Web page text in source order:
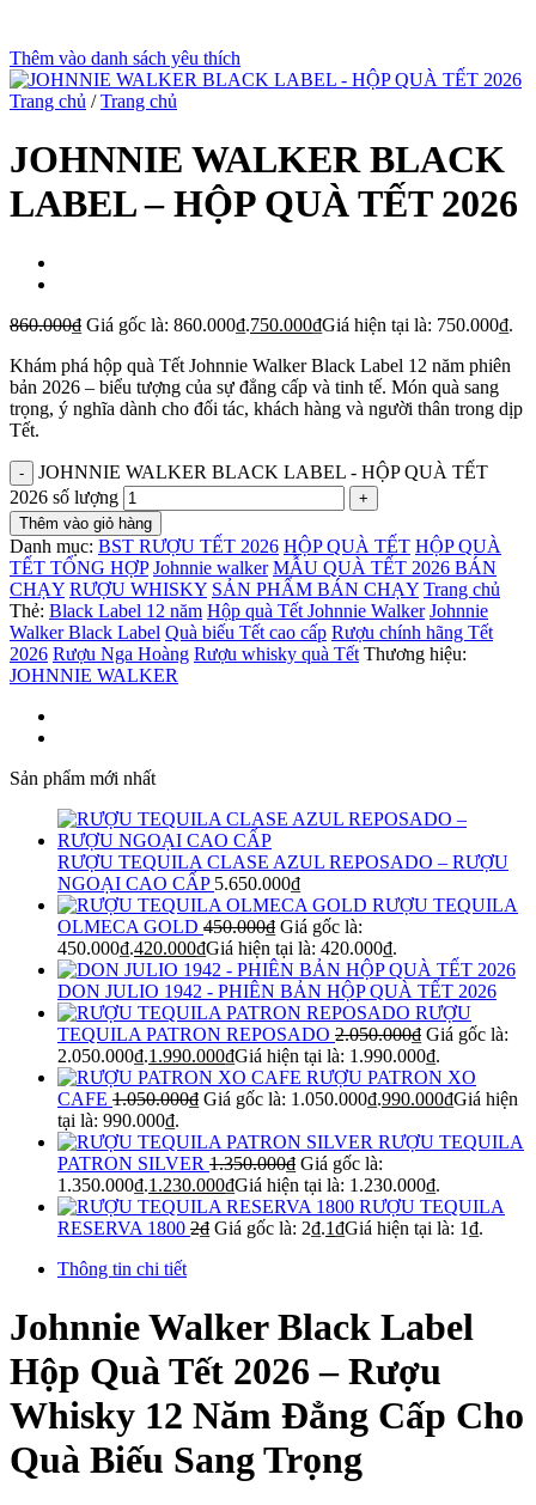
Thêm vào danh sách yêu thích
Trang chủ / Trang chủ
JOHNNIE WALKER BLACK
LABEL – HỘP QUÀ TẾT 2026
860.000₫ Giá gốc là: 860.000₫.750.000₫Giá hiện tại là: 750.000₫.
Khám phá hộp quà Tết Johnnie Walker Black Label 12 năm phiên
bản 2026 – biểu tượng của sự đẳng cấp và tinh tế. Món quà sang
trọng, ý nghĩa dành cho đối tác, khách hàng và người thân trong dịp
Tết.
JOHNNIE WALKER BLACK LABEL - HỘP QUÀ TẾT
2026 số lượng
Thêm vào giỏ hàng
Danh mục: BST RƯỢU TẾT 2026 HỘP QUÀ TẾT HỘP QUÀ
TẾT TỔNG HỢP Johnnie walker MẪU QUÀ TẾT 2026 BÁN
CHẠY RƯỢU WHISKY SẢN PHẨM BÁN CHẠY Trang chủ
Thẻ: Black Label 12 năm Hộp quà Tết Johnnie Walker Johnnie
Walker Black Label Quà biếu Tết cao cấp Rượu chính hãng Tết
2026 Rượu Nga Hoàng Rượu whisky quà Tết Thương hiệu:
JOHNNIE WALKER
Sản phẩm mới nhất
RƯỢU TEQUILA CLASE AZUL REPOSADO – RƯỢU
NGOẠI CAO CẤP 5.650.000₫
RƯỢU TEQUILA
OLMECA GOLD 450.000₫ Giá gốc là:
450.000₫.420.000₫Giá hiện tại là: 420.000₫.
DON JULIO 1942 - PHIÊN BẢN HỘP QUÀ TẾT 2026
RƯỢU
TEQUILA PATRON REPOSADO 2.050.000₫ Giá gốc là:
2.050.000₫.1.990.000₫Giá hiện tại là: 1.990.000₫.
RƯỢU PATRON XO
CAFE 1.050.000₫ Giá gốc là: 1.050.000₫.990.000₫Giá hiện
tại là: 990.000₫.
RƯỢU TEQUILA
PATRON SILVER 1.350.000₫ Giá gốc là:
1.350.000₫.1.230.000₫Giá hiện tại là: 1.230.000₫.
RƯỢU TEQUILA
RESERVA 1800 2₫ Giá gốc là: 2₫.1₫Giá hiện tại là: 1₫.
Thông tin chi tiết
Johnnie Walker Black Label
Hộp Quà Tết 2026 – Rượu
Whisky 12 Năm Đẳng Cấp Cho
Quà Biếu Sang Trọng